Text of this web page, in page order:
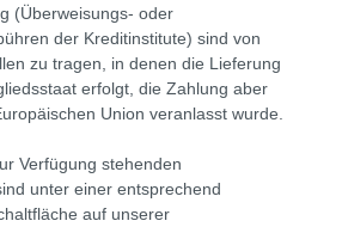
(Überweisungs- oder
der Kreditinstitute) sind von
zu tragen, in denen die Lieferung
erfolgt, die Zahlung aber
Union veranlasst wurde.
Verfügung stehenden
unter einer entsprechend
auf unserer